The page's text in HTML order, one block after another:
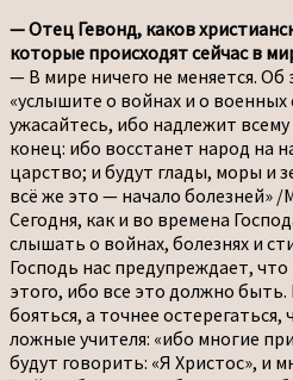
— Отец Гевонд, каков
которые происходят сейчас в
— В мире ничего не меняется. Об
«услышите о войнах и о военных
ужасайтесь, ибо надлежит
конец: ибо восстанет народ на
царство; и будут глады, моры и
всё же это — начало болезней» /
Сегодня, как и во времена
слышать о войнах, болезнях и
Господь нас предупреждает,
этого, ибо все это должно
бояться, а точнее
ложные учителя: «ибо многие
будут говорить: «Я Христос», и